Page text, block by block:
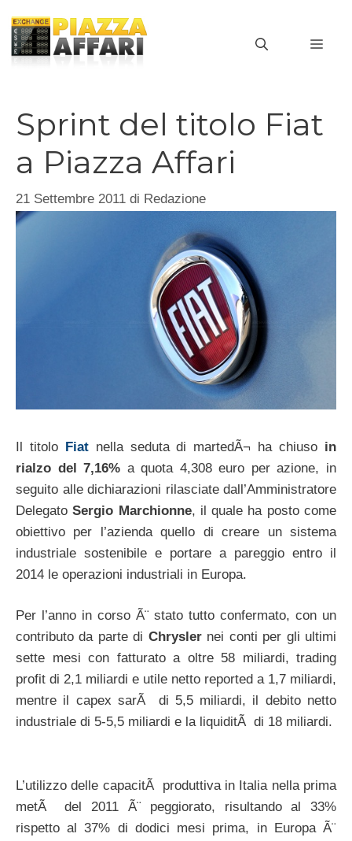
contenuto
Sprint del titolo Fiat
a Piazza Affari
21 Settembre 2011 di Redazione
Il titolo Fiatnella seduta di martedÃ¬ ha chiuso in
rialzo del 7,16% a quota 4,308 euro per azione, in
seguito alle dichiarazioni rilasciate dall’Amministratore
DelegatoSergio Marchionne, il quale ha posto come
obiettivo per l’azienda quello di creare un sistema
industriale sostenibile e portare a pareggio entro il
2014 le operazioni industriali in Europa.
Per l’anno in corso Ã¨ stato tutto confermato, con un
contributo da parte di Chryslernei conti per gli ultimi
sette mesi con fatturato a oltre 58 miliardi, trading
profit di 2,1 miliardi e utile netto reported a 1,7 miliardi,
mentre il capex sarÃ di 5,5 miliardi, il debito netto
industriale di 5-5,5 miliardi e la liquiditÃ di 18 miliardi.
L’utilizzo delle capacitÃ produttiva in Italia nella prima
metÃ del 2011 Ã¨ peggiorato, risultando al 33%
rispetto al 37% di dodici mesi prima, in Europa Ã¨